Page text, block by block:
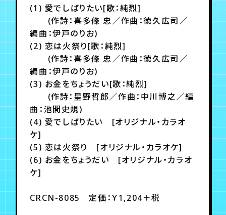
(1) 愛でしばりたい[歌：純烈]
(作詩：喜多條 忠／作曲：徳久広司／
編曲：伊戸のりお)
(2) 恋は火祭り[歌：純烈]
(作詩：喜多條 忠／作曲：徳久広司／
編曲：伊戸のりお)
(3) お金をちょうだい[歌：純烈]
(作詩：星野哲郎／作曲：中川博之／編
曲：池間史規)
(4) 愛でしばりたい [オリジナル・カラオ
ケ]
(5) 恋は火祭り [オリジナル・カラオケ]
(6) お金をちょうだい [オリジナル・カラオ
ケ]
CRCN-8085 定価：￥1,204＋税